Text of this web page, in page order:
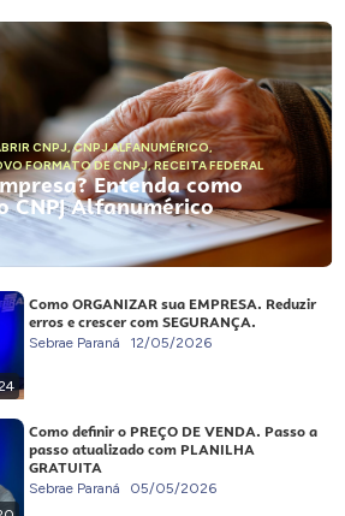
CNPJ,CNPJ ALFANUMÉRICO,
FORMATO DE CNPJ,RECEITA FEDERAL
Entenda como
CNPJ Alfanumérico
Como ORGANIZAR sua EMPRESA. Reduzir
erros e crescer com SEGURANÇA.
Sebrae Paraná 12/05/2026
Como definir o PREÇO DE VENDA. Passo a
passo atualizado com PLANILHA
GRATUITA
Sebrae Paraná 05/05/2026